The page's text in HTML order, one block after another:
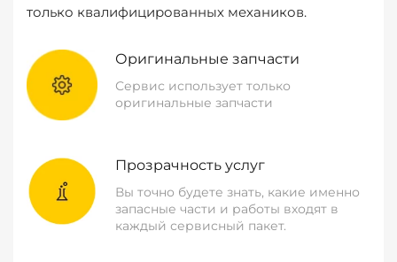
только квалифицированных механиков.
Оригинальные запчасти
Сервис использует только
оригинальные запчасти
Прозрачность услуг
Вы точно будете знать, какие именно
запасные части и работы входят в
каждый сервисный пакет.